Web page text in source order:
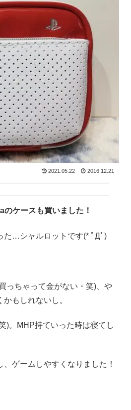
2021.05.22 2016.12.21
ケースも買いました！
た…シャルロットです(* ﾟДﾟ)
っちゃって金がない・笑)、や
もしれないし。
)。MHP持ていった時は寝てし
ゲームしやすくなりました！